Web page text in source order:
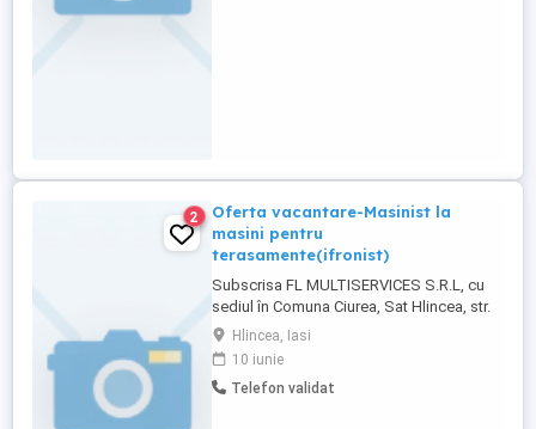
2
Oferta vacantare-Masinist la
masini pentru
terasamente(ifronist)
Subscrisa FL MULTISERVICES S.R.L, cu
sediul în Comuna Ciurea, Sat Hlincea, str.
Cortez, nr.36D, et.2, ap.22 județ Iasi, având
CUI: 47690853, angajează: -Masinist la
masini pentru terasamente(ifronist), cod
COR 834201-2 posturi Cerințe: Studii medii
Hlincea, Iasi
10 iunie
Telefon validat